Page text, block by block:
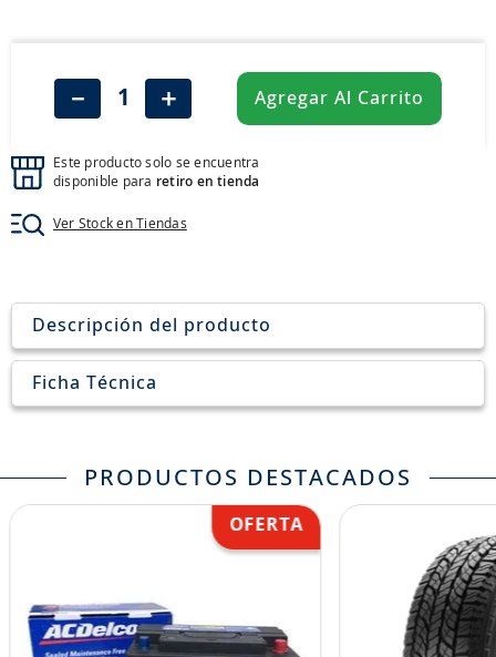
＋
－ Agregar Al Carrito
Este producto solo se encuentra
disponible para retiro en tienda
Ver Stock en Tiendas
Descripción del producto
Ficha Técnica
PRODUCTOS DESTACADOS
neumáticos 235